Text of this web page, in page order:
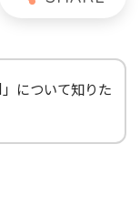
について知りた